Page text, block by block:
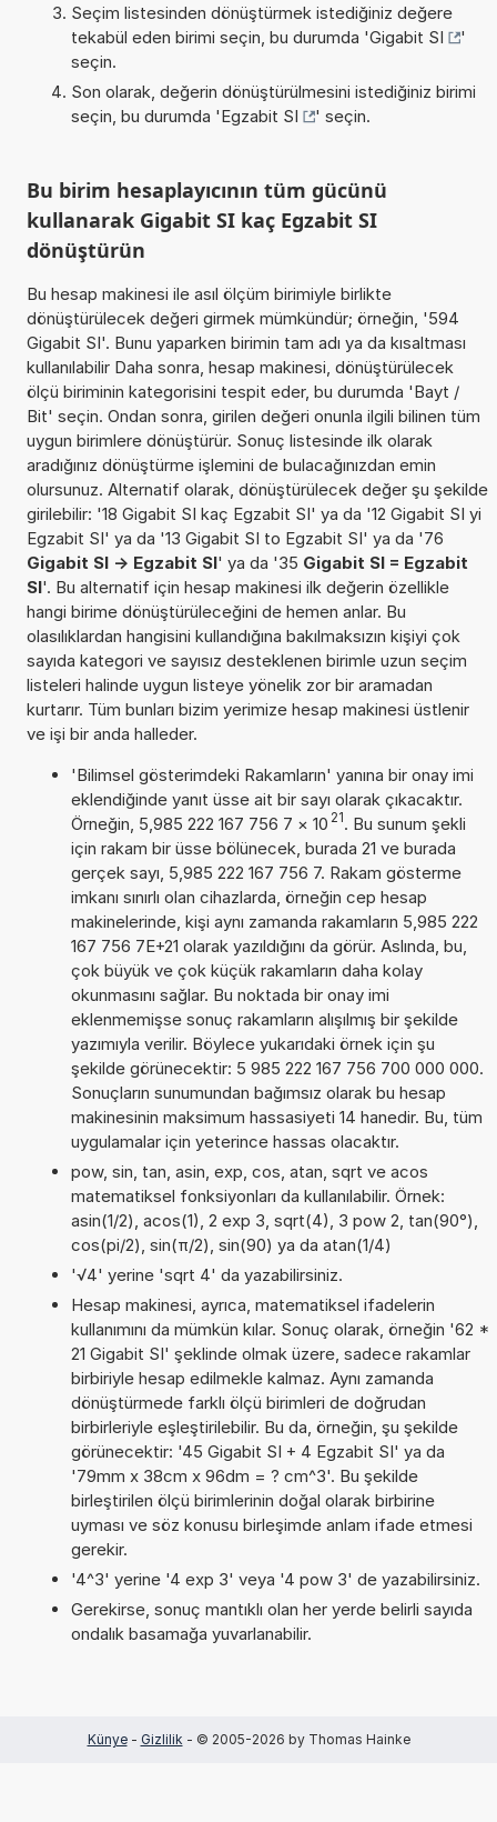
Seçim listesinden dönüştürmek istediğiniz değere
tekabül eden birimi seçin, bu durumda 'Gigabit SI
'
seçin.
Son olarak, değerin dönüştürülmesini istediğiniz birimi
seçin, bu durumda 'Egzabit SI ' seçin.
Bu birim hesaplayıcının tüm gücünü
kullanarak Gigabit SI kaç Egzabit SI
dönüştürün
Bu hesap makinesi ile asıl ölçüm birimiyle birlikte
dönüştürülecek değeri girmek mümkündür; örneğin, '594
Gigabit SI'. Bunu yaparken birimin tam adı ya da kısaltması
kullanılabilir Daha sonra, hesap makinesi, dönüştürülecek
ölçü biriminin kategorisini tespit eder, bu durumda 'Bayt /
Bit' seçin. Ondan sonra, girilen değeri onunla ilgili bilinen tüm
uygun birimlere dönüştürür. Sonuç listesinde ilk olarak
aradığınız dönüştürme işlemini de bulacağınızdan emin
olursunuz. Alternatif olarak, dönüştürülecek değer şu şekilde
girilebilir: '18 Gigabit SI kaç Egzabit SI' ya da '12 Gigabit SI yi
Egzabit SI' ya da '13 Gigabit SI to Egzabit SI' ya da '76
Gigabit SI -> Egzabit SI' ya da '35 Gigabit SI = Egzabit
SI'. Bu alternatif için hesap makinesi ilk değerin özellikle
hangi birime dönüştürüleceğini de hemen anlar. Bu
olasılıklardan hangisini kullandığına bakılmaksızın kişiyi çok
sayıda kategori ve sayısız desteklenen birimle uzun seçim
listeleri halinde uygun listeye yönelik zor bir aramadan
kurtarır. Tüm bunları bizim yerimize hesap makinesi üstlenir
ve işi bir anda halleder.
'Bilimsel gösterimdeki Rakamların' yanına bir onay imi
eklendiğinde yanıt üsse ait bir sayı olarak çıkacaktır.
Örneğin, 5,985 222 167 756 7 × 10 21. Bu sunum şekli
için rakam bir üsse bölünecek, burada 21 ve burada
gerçek sayı, 5,985 222 167 756 7. Rakam gösterme
imkanı sınırlı olan cihazlarda, örneğin cep hesap
makinelerinde, kişi aynı zamanda rakamların 5,985 222
167 756 7E+21 olarak yazıldığını da görür. Aslında, bu,
çok büyük ve çok küçük rakamların daha kolay
okunmasını sağlar. Bu noktada bir onay imi
eklenmemişse sonuç rakamların alışılmış bir şekilde
yazımıyla verilir. Böylece yukarıdaki örnek için şu
şekilde görünecektir: 5 985 222 167 756 700 000 000.
Sonuçların sunumundan bağımsız olarak bu hesap
makinesinin maksimum hassasiyeti 14 hanedir. Bu, tüm
uygulamalar için yeterince hassas olacaktır.
pow, sin, tan, asin, exp, cos, atan, sqrt ve acos
matematiksel fonksiyonları da kullanılabilir. Örnek:
asin(1/2), acos(1), 2 exp 3, sqrt(4), 3 pow 2, tan(90°),
cos(pi/2), sin(π/2), sin(90) ya da atan(1/4)
'√4' yerine 'sqrt 4' da yazabilirsiniz.
Hesap makinesi, ayrıca, matematiksel ifadelerin
kullanımını da mümkün kılar. Sonuç olarak, örneğin '62 *
21 Gigabit SI' şeklinde olmak üzere, sadece rakamlar
birbiriyle hesap edilmekle kalmaz. Aynı zamanda
dönüştürmede farklı ölçü birimleri de doğrudan
birbirleriyle eşleştirilebilir. Bu da, örneğin, şu şekilde
görünecektir: '45 Gigabit SI + 4 Egzabit SI' ya da
'79mm x 38cm x 96dm = ? cm^3'. Bu şekilde
birleştirilen ölçü birimlerinin doğal olarak birbirine
uyması ve söz konusu birleşimde anlam ifade etmesi
gerekir.
'4^3' yerine '4 exp 3' veya '4 pow 3' de yazabilirsiniz.
Gerekirse, sonuç mantıklı olan her yerde belirli sayıda
ondalık basamağa yuvarlanabilir.
Künye- Gizlilik - © 2005-2026 by Thomas Hainke